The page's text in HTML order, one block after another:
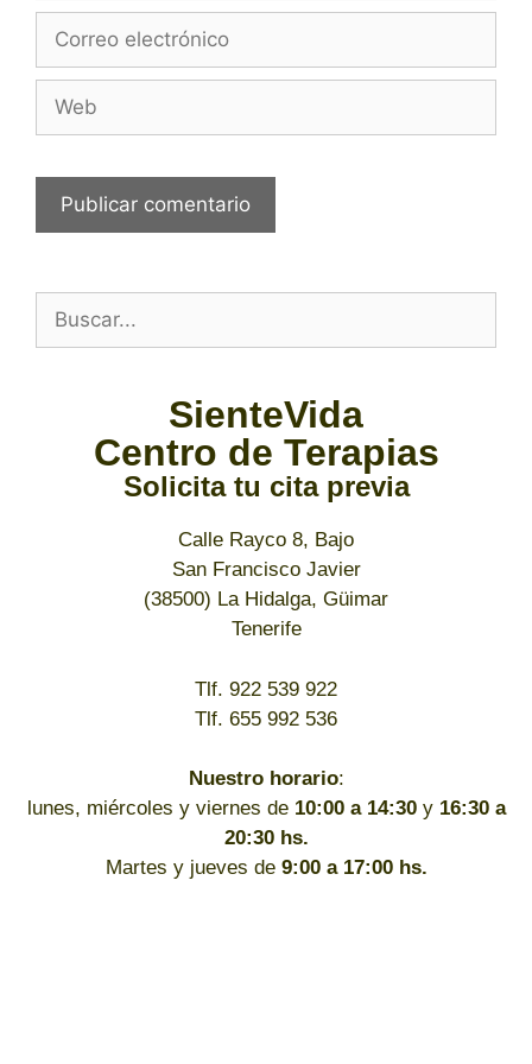
SienteVida
Centro de Terapias
Solicita tu cita previa
Calle Rayco 8, Bajo
San Francisco Javier
(38500) La Hidalga, Güimar
Tenerife
Tlf. 922 539 922
Tlf. 655 992 536
Nuestro horario:
lunes, miércoles y viernes de 10:00 a 14:30y 16:30 a
20:30 hs.
Martes y jueves de 9:00 a 17:00 hs.